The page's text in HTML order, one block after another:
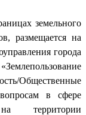
земельного
размещается на
города
Общественные
в сфере
на территории